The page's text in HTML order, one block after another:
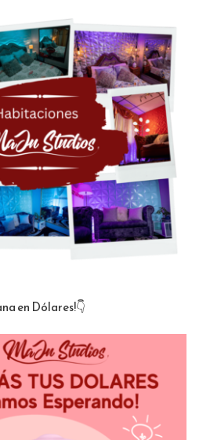
en Dólares!👇